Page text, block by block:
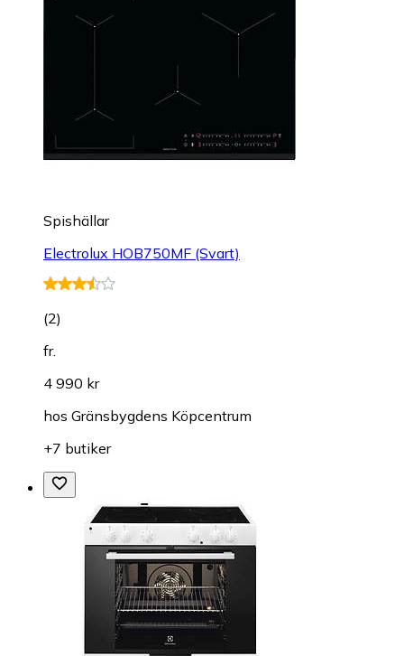
Spishällar
Electrolux HOB750MF (Svart)
(2)
fr.
4 990 kr
hos Gränsbygdens Köpcentrum
+7 butiker